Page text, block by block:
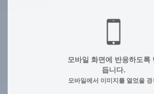
모바일 화면에 반응하도록
듭니다.
모바일에서 이미지를 열었을 경